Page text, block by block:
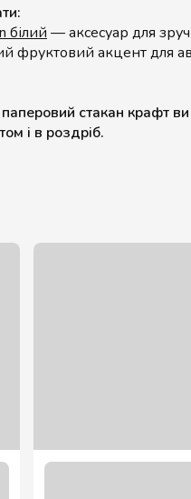
білий — аксесуар для
фруктовий акцент для
стакан крафт
і в роздріб.